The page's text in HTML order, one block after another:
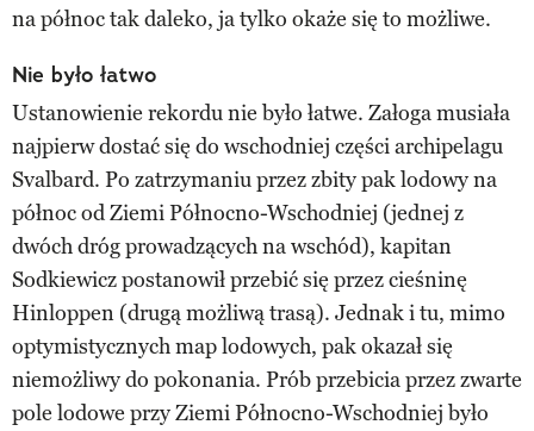
na północ tak daleko, ja tylko okaże się to możliwe.
Nie było łatwo
Ustanowienie rekordu nie było łatwe. Załoga musiała
najpierw dostać się do wschodniej części archipelagu
Svalbard. Po zatrzymaniu przez zbity pak lodowy na
północ od Ziemi Północno-Wschodniej (jednej z
dwóch dróg prowadzących na wschód), kapitan
Sodkiewicz postanowił przebić się przez cieśninę
Hinloppen (drugą możliwą trasą). Jednak i tu, mimo
optymistycznych map lodowych, pak okazał się
niemożliwy do pokonania. Prób przebicia przez zwarte
pole lodowe przy Ziemi Północno-Wschodniej było